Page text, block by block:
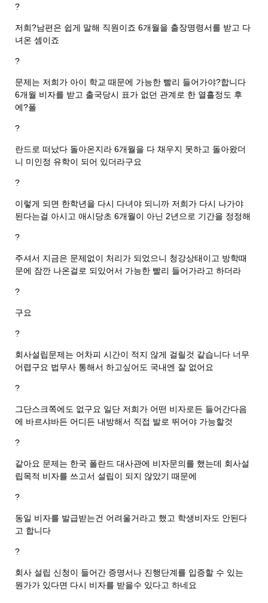
?
저희?남편은 쉽게 말해 직원이죠 6개월을 출장명령서를 받고 다
녀온 셈이죠
?
문제는 저희가 아이 학교 때문에 가능한 빨리 들어가야?합니다
6개월 비자를 받고 출국당시 표가 없던 관계로 한 열흘정도 후
에?폴
?
란드로 떠났다 돌아온지라 6개월을 다 채우지 못하고 돌아왔더
니 미인정 유학이 되어 있더라구요
?
이렇게 되면 한학년을 다시 다녀야 되니까 저희가 다시 나가야
된다는걸 아시고 애시당초 6개월이 아닌 2년으로 기간을 정정해
?
주셔서 지금은 문제없이 처리가 되었으니 청강상태이고 방학때
문에 잠깐 나온걸로 되있어서 가능한 빨리 들어가라고 하더라
?
구요
?
회사설립문제는 어차피 시간이 적지 않게 걸릴것 같습니다 너무
어렵구요 법무사 통해서 하고싶어도 국내엔 잘 없어요
?
그단스크쪽에도 없구요 일단 저희가 어떤 비자로든 들어간다음
에 바르샤바든 어디든 내방해서 직접 발로 뛰어야 가능할것
?
같아요 문제는 한국 폴란드 대사관에 비자문의를 했는데 회사설
립목적 비자를 쓰고서 설립이 되지 않았기 때문에
?
동일 비자를 발급받는건 어려울거라고 했고 학생비자도 안된다
고 합니다
?
회사 설립 신청이 들어간 증명서나 진행단계를 입증할 수 있는
뭔가가 있다면 다시 비자를 받을수 있다고 하네요